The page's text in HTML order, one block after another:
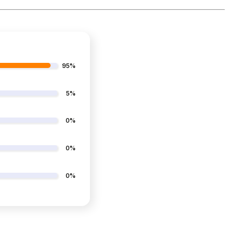
95%
5%
0%
0%
0%